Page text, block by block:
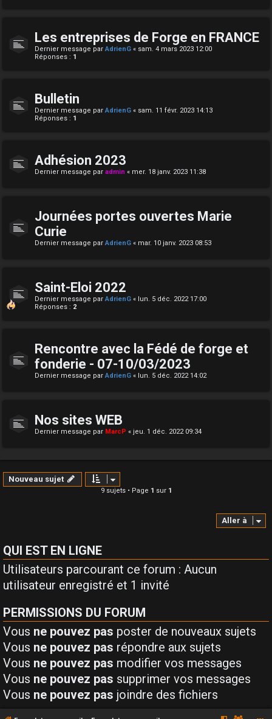
Les entreprises de Forge en FRANCE
Dernier message parAdrienG « sam. 4 mars 2023 12:00
Réponses : 1
Bulletin
Dernier message parAdrienG « sam. 11 févr. 2023 14:13
Réponses : 1
Adhésion 2023
Dernier message par admin « mer. 18 janv. 2023 11:38
Journées portes ouvertes Marie
Curie
Dernier message parAdrienG « mar. 10 janv. 2023 08:53
Saint-Eloi 2022
Dernier message parAdrienG « lun. 5 déc. 2022 17:00
Réponses : 2
Rencontre avec la Fédé de forge et
fonderie - 07-10/03/2023
Dernier message parAdrienG « lun. 5 déc. 2022 14:02
Nos sites WEB
Dernier message par MarcP « jeu. 1 déc. 2022 09:34
Nouveau sujet
9 sujets • Page 1 sur 1
Aller à
QUI EST EN LIGNE
Utilisateurs parcourant ce forum : Aucun
utilisateur enregistré et 1 invité
PERMISSIONS DU FORUM
Vous ne pouvez pas poster de nouveaux sujets
Vous ne pouvez pas répondre aux sujets
Vous ne pouvez pas modifier vos messages
Vous ne pouvez pas supprimer vos messages
Vous ne pouvez pas joindre des fichiers